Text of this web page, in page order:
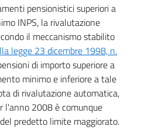
pensionistici superiori a
INPS, la rivalutazione
il meccanismo stabilito
legge 23 dicembre 1998, n.
di importo superiore a
minimo e inferiore a tale
di rivalutazione automatica,
l'anno 2008 è comunque
predetto limite maggiorato.